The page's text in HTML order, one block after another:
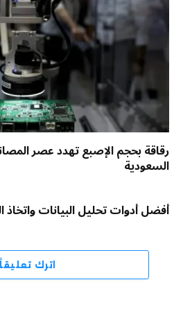
رقاقة بحجم الإصبع تهدد عصر
السعودية
أفضل أدوات تحليل البيانات واتخاذ
اترك تعليقاً